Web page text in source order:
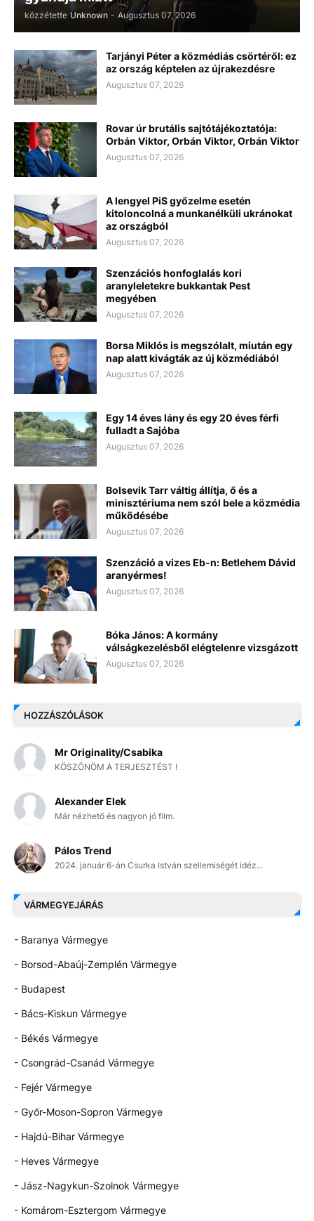
közzétette Unknown - Augusztus 07, 2026
Tarjányi Péter a közmédiás csörtéről: ez
az ország képtelen az újrakezdésre
Augusztus 07, 2026
Rovar úr brutális sajtótájékoztatója:
Orbán Viktor, Orbán Viktor, Orbán Viktor
Augusztus 07, 2026
A lengyel PiS győzelme esetén
kitoloncolná a munkanélküli ukránokat
az országból
Augusztus 07, 2026
Szenzációs honfoglalás kori
aranyleletekre bukkantak Pest
megyében
Augusztus 07, 2026
Borsa Miklós is megszólalt, miután egy
nap alatt kivágták az új közmédiából
Augusztus 07, 2026
Egy 14 éves lány és egy 20 éves férfi
fulladt a Sajóba
Augusztus 07, 2026
Bolsevik Tarr váltig állítja, ő és a
minisztériuma nem szól bele a közmédia
működésébe
Augusztus 07, 2026
Szenzáció a vizes Eb-n: Betlehem Dávid
aranyérmes!
Augusztus 07, 2026
Bóka János: A kormány
válságkezelésből elégtelenre vizsgázott
Augusztus 07, 2026
HOZZÁSZÓLÁSOK
Mr Originality/Csabika
KÖSZÖNÖM A TERJESZTÉST !
Alexander Elek
Már nézhető és nagyon jó film.
Pálos Trend
2024. január 6-án Csurka István szellemiségét idéz...
VÁRMEGYEJÁRÁS
- Baranya Vármegye
- Borsod-Abaúj-Zemplén Vármegye
- Budapest
- Bács-Kiskun Vármegye
- Békés Vármegye
- Csongrád-Csanád Vármegye
- Fejér Vármegye
- Győr-Moson-Sopron Vármegye
- Hajdú-Bihar Vármegye
- Heves Vármegye
- Jász-Nagykun-Szolnok Vármegye
- Komárom-Esztergom Vármegye